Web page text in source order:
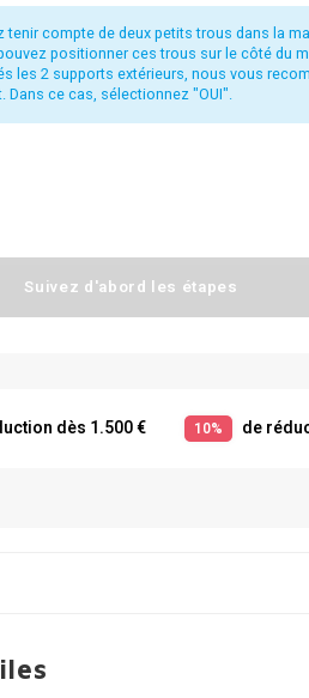
compte de deux petits trous dans la
positionner ces trous sur le côté du
les 2 supports extérieurs, nous vous
ce cas, sélectionnez "OUI".
Suivez d'abord les étapes
dès 1.500 € 10% de